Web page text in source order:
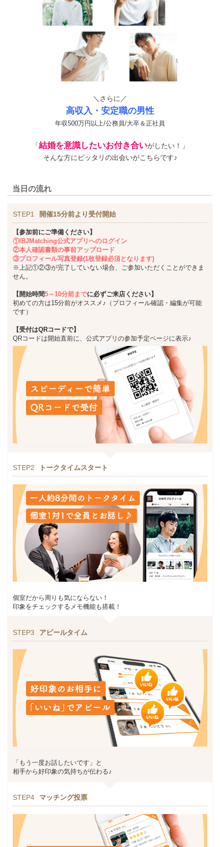
＼さらに／
高収入・安定職の男性
年収500万円以上/公務員/大卒＆正社員
「結婚を意識したいお付き合いがしたい！」
そんな方にピッタリの出会いがこちらです♪
当日の流れ
STEP1 開催15分前より受付開始
【参加前にご準備ください】
①IBJMatching公式アプリへのログイン
②本人確認書類の事前アップロード
③プロフィール写真登録(1枚登録必須となります)
※上記①②③が完了していない場合、ご参加いただくことができま
せん。
【開始時間5～10分前までに必ずご来店ください】
初めての方は15分前がオススメ♪（プロフィール確認・編集が可能
です）
【受付はQRコードで】
QRコードは開始直前に、公式アプリの参加予定ページに表示♪
STEP2 トークタイムスタート
個室だから周りも気にならない！
印象をチェックするメモ機能も搭載！
STEP3 アピールタイム
「もう一度お話したいです」と
相手から好印象の気持ちが伝わる♪
STEP4 マッチング投票